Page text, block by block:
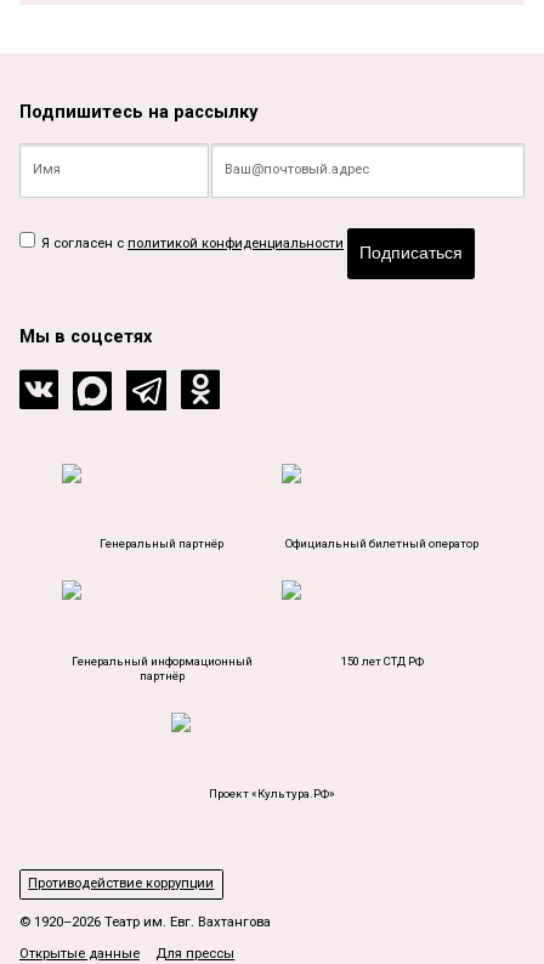
Подпишитесь на рассылку
Я согласен с политикой конфиденциальности
Подписаться
Мы в соцсетях
Генеральный партнёр Официальный билетный оператор
Генеральный информационный
партнёр
150 лет СТД РФ
Проект «Культура.РФ»
Противодействие коррупции
© 1920–2026 Театр им. Евг. Вахтангова
Открытые данные Для прессы